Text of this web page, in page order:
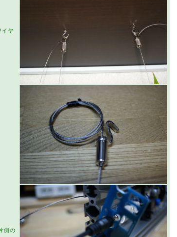
ヤ
側の